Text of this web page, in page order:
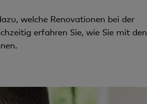
welche Renovationen bei der
erfahren Sie, wie Sie mit den